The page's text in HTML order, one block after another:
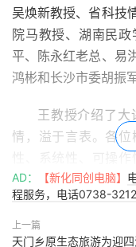
吴焕新教授、省科技
院马教授、湖南民
平、陈永红老总、易
鸿彬和长沙市委胡振
王教授介绍了大
情，溢于言表。各
望，纷纷表示，愿尽
化，振兴梅山经济作
在热烈而有序的
AD： 【新化同创电脑】
程服务，电话0738-
上一篇
天门乡原生态旅游为迎